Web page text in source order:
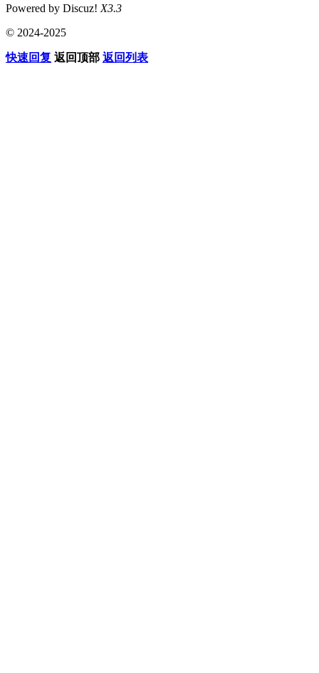
Powered by Discuz! X3.3
© 2024-2025
快速回复 返回顶部 返回列表